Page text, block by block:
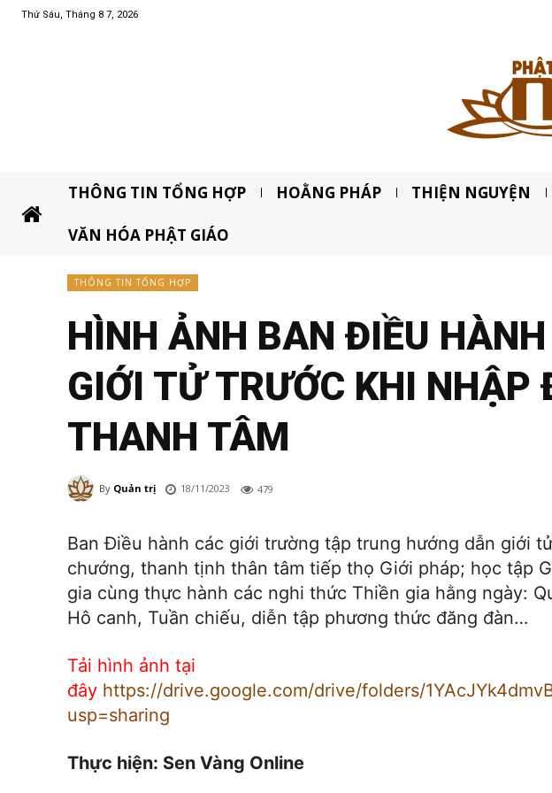
Thứ Sáu, Tháng 8 7, 2026
THÔNG TIN TỔNG HỢP HOẰNG PHÁP THIỆN NGUYỆN
VĂN HÓA PHẬT GIÁO
THÔNG TIN TỔNG HỢP
HÌNH ẢNH BAN ĐIỀU
GIỚI TỬ TRƯỚC KHI
THANH TÂM
By Quản trị 18/11/2023 479
Ban Điều hành các giới trường tập trung hướng dẫn giới
chướng, thanh tịnh thân tâm tiếp thọ Giới pháp; học tập
gia cùng thực hành các nghi thức Thiền gia hằng ngày:
Hô canh, Tuần chiếu, diễn tập phương thức đăng đàn…
Tải hình ảnh tại
đây https://drive.google.com/drive/folders/
usp=sharing
Thực hiện: Sen Vàng Online